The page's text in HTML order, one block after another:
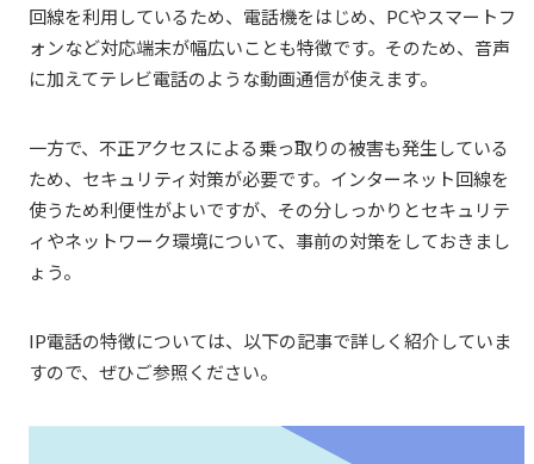
回線を利用しているため、電話機をはじめ、PCやスマートフ
ォンなど対応端末が幅広いことも特徴です。そのため、音声
に加えてテレビ電話のような動画通信が使えます。
一方で、不正アクセスによる乗っ取りの被害も発生している
ため、セキュリティ対策が必要です。インターネット回線を
使うため利便性がよいですが、その分しっかりとセキュリテ
ィやネットワーク環境について、事前の対策をしておきまし
ょう。
IP電話の特徴については、以下の記事で詳しく紹介していま
すので、ぜひご参照ください。